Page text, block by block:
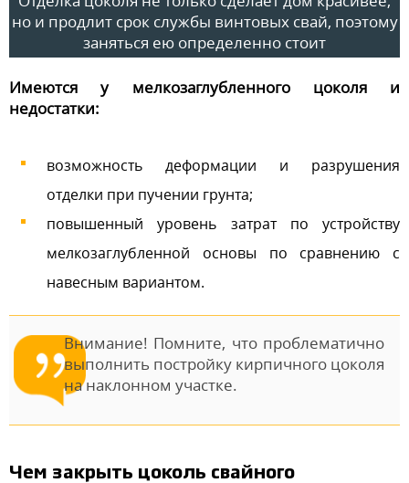
но и продлит срок службы винтовых свай, поэтому
заняться ею определенно стоит
Имеются у мелкозаглубленного цоколя и
недостатки:
возможность деформации и разрушения
отделки при пучении грунта;
повышенный уровень затрат по устройству
мелкозаглубленной основы по сравнению с
навесным вариантом.
Внимание! Помните, что проблематично
выполнить постройку кирпичного цоколя
на наклонном участке.
Чем закрыть цоколь свайного